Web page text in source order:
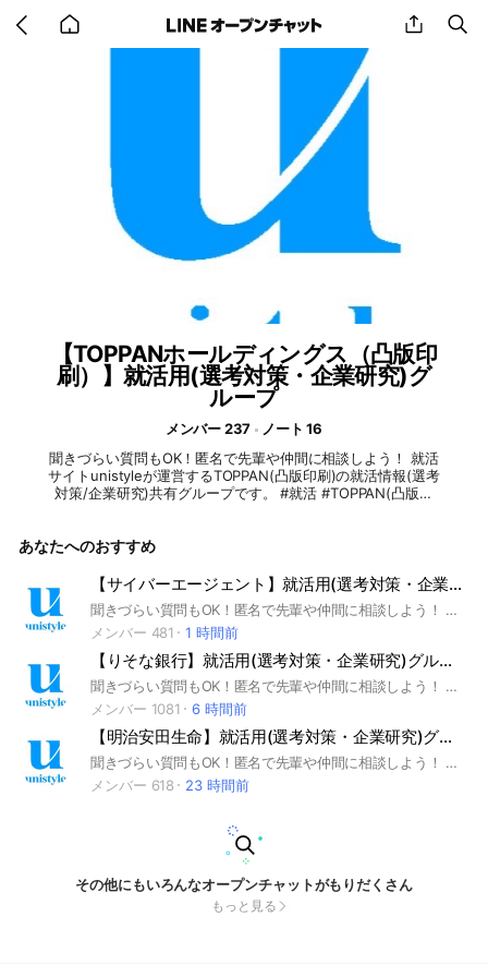
back share
【TOPPANホールディングス（凸版印
刷）】就活用(選考対策・企業研究)グ
ループ
メンバー 237
ノート 16
聞きづらい質問もOK！匿名で先輩や仲間に相談しよう！ 就活
サイトunistyleが運営するTOPPAN(凸版印刷)の就活情報(選考
対策/企業研究)共有グループです。 #就活 #TOPPAN(凸版印
分析 #業界研究 #企業研究 #自己PR #ガクチカ #学生時代頑張
ープディスカッション #グルディス #OB訪問 #企業選び #就活
対策 #就活準備 #大手企業 #日系企業 ▼unistyleが運営するコ
ンサルのオプチャグループ▼ 大日本印刷（DNP) / TOPPAN(凸
版印刷) / トッパン・フォームズ ▼TOPPAN(凸版印刷)の企業
研究はこちらから▼ https://x.gd/TliNB
あなたへのおすすめ
【サイバーエージェント】就活用(選考対策・企業研究)グループ
聞きづらい質問もOK！匿名で先輩や仲間に相談しよう！ 就活サイトunistyleが運営するサイバーエージェントの就活情報(選考対策/企業研究)共有グループです。 #就活 #サイバーエージェント #広告業界 #インターンシップ #本選考 #unistyle #ユニスタイル #面接 #採用 #内定 #ES #エントリーシート #自己分析 #業界研究 #企業研究 #自己PR #ガクチカ #学生時代頑張ったこと #志何望動機 #webテスト #ウェブテスト #GD #グループディスカッション #グルディス #OB訪問 #企業選び #就活対策 #就活準備 #大手企業 #日系企業 ▼unistyleが運営する広告のオプチャグループ▼ 電通 / 博報堂 / サイバーエージェント / ADKホールディングス / JR東日本企画(jeki） / 大広 / 東急エージェンシー / デジタルホールディングス（オプト） / DAC / セプテーニ / 電通デジタル / ベクトル / 読売広告社 / アイレップ / D2C / トランスコスモス / アドウェイズ / 博報堂プロダクツ
メンバー 481
1 時間前
【りそな銀行】就活用(選考対策・企業研究)グループ
聞きづらい質問もOK！匿名で先輩や仲間に相談しよう！ 就活サイトunistyleが運営するりそな銀行の就活情報(選考対策/企業研究)共有グループです。 #就活 #りそな銀行 #銀行業界 #インターンシップ #本選考 #unistyle #ユニスタイル #面接 #採用 #内定 #ES #エントリーシート #自己分析 #業界研究 #企業研究 #自己PR #ガクチカ #学生時代頑張ったこと #志何望動機 #webテスト #ウェブテスト #GD #グループディスカッション #グルディス #OB訪問 #企業選び #就活対策 #就活準備 #大手企業 #日系企業 ▼unistyleが運営する銀行のオプチャグループ▼ 三菱UFJ銀行 / 三井住友銀行 / みずほフィナンシャルグループ / りそな銀行 / ゆうちょ銀行 / あおぞら銀行 / 新生銀行 / 横浜銀行 / 千葉銀行 / 静岡銀行 / 福岡銀行 / 七十七銀行 / 常陽銀行 / 京都銀行 / イオン銀行 / セブン銀行 / 住信SBIネット銀行 / きらぼし銀行 / オリックス銀行 / PayPay銀行 / ソニー銀行 / 三菱UFJ信託銀行 / 三井住友信託銀行 / SMBC信託銀行 / みずほ信託銀行 / 野村信託銀行 ▼りそな銀行の企業研究はこちらから▼ https://x.gd/quyiz
メンバー 1081
6 時間前
【明治安田生命】就活用(選考対策・企業研究)グループ
聞きづらい質問もOK！匿名で先輩や仲間に相談しよう！ 就活サイトunistyleが運営する明治安田生命の就活情報(選考対策/企業研究)共有グループです。 #就活 #明治安田生命 #保険業界 #インターンシップ #本選考 #unistyle #ユニスタイル #面接 #採用 #内定 #ES #エントリーシート #自己分析 #業界研究 #企業研究 #自己PR #ガクチカ #学生時代頑張ったこと #志何望動機 #webテスト #ウェブテスト #GD #グループディスカッション #グルディス #OB訪問 #企業選び #就活対策 #就活準備 #大手企業 #日系企業 ▼unistyleが運営する保険のオプチャグループ▼ 日本生命 / 第一生命 / 明治安田生命 / 住友生命 / ソニー生命保険 / 東京海上日動あんしん生命保険 / かんぽ生命保険 / アフラック / オリックス生命保険 / 富国生命保険 / プルデンシャル生命保険 / 太陽生命保険 / 朝日生命 / 大樹生命 / 東京海上日動火災保険 / 三井住友海上火災保険 / 損害保険ジャパン / あいおいニッセイ同和損害保険 / ソニー損害保険 ▼明治安田生命の企業研究はこちらから▼ https://x.gd/ZjBIF
メンバー 618
23 時間前
その他にもいろんなオープンチャットがもりだくさん
もっと見る